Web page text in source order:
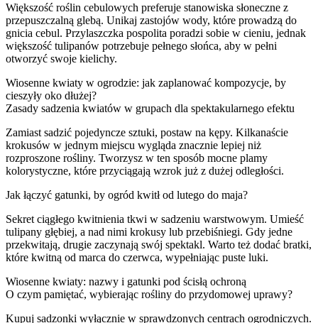
Większość roślin cebulowych preferuje stanowiska słoneczne z
przepuszczalną glebą. Unikaj zastojów wody, które prowadzą do
gnicia cebul. Przylaszczka pospolita poradzi sobie w cieniu, jednak
większość tulipanów potrzebuje pełnego słońca, aby w pełni
otworzyć swoje kielichy.
Wiosenne kwiaty w ogrodzie: jak zaplanować kompozycje, by
cieszyły oko dłużej?
Zasady sadzenia kwiatów w grupach dla spektakularnego efektu
Zamiast sadzić pojedyncze sztuki, postaw na kępy. Kilkanaście
krokusów w jednym miejscu wygląda znacznie lepiej niż
rozproszone rośliny. Tworzysz w ten sposób mocne plamy
kolorystyczne, które przyciągają wzrok już z dużej odległości.
Jak łączyć gatunki, by ogród kwitł od lutego do maja?
Sekret ciągłego kwitnienia tkwi w sadzeniu warstwowym. Umieść
tulipany głębiej, a nad nimi krokusy lub przebiśniegi. Gdy jedne
przekwitają, drugie zaczynają swój spektakl. Warto też dodać bratki,
które kwitną od marca do czerwca, wypełniając puste luki.
Wiosenne kwiaty: nazwy i gatunki pod ścisłą ochroną
O czym pamiętać, wybierając rośliny do przydomowej uprawy?
Kupuj sadzonki wyłącznie w sprawdzonych centrach ogrodniczych.